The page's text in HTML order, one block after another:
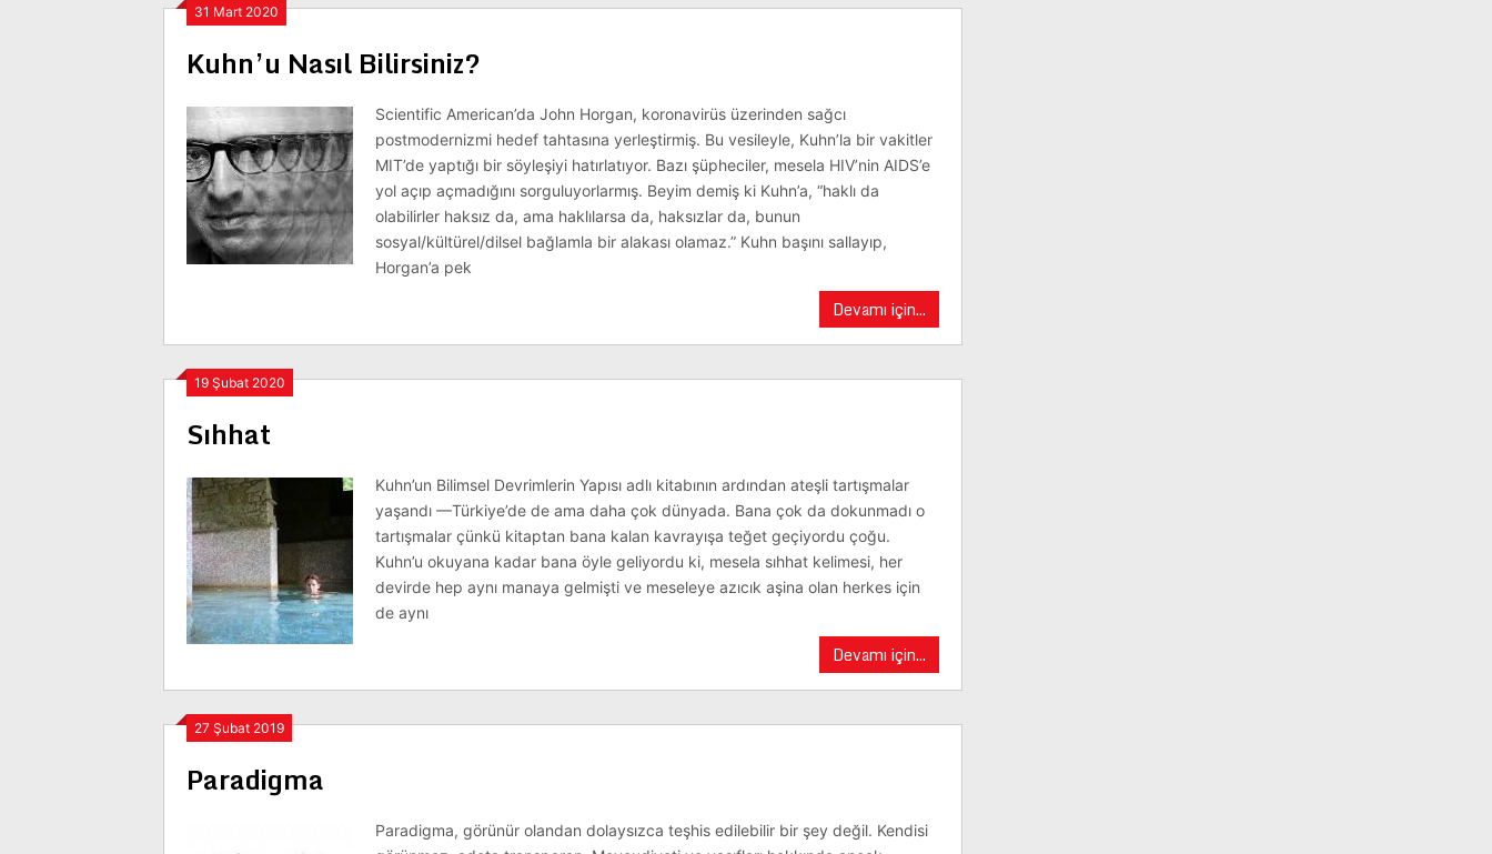
31 Mart 2020
Kuhn’u Nasıl Bilirsiniz?
Scientific American’da John Horgan, koronavirüs üzerinden sağcı
postmodernizmi hedef tahtasına yerleştirmiş. Bu vesileyle, Kuhn’la bir vakitler
MIT’de yaptığı bir söyleşiyi hatırlatıyor. Bazı şüpheciler, mesela HIV’nin AIDS’e
yol açıp açmadığını sorguluyorlarmış. Beyim demiş ki Kuhn’a, “haklı da
olabilirler haksız da, ama haklılarsa da, haksızlar da, bunun
sosyal/kültürel/dilsel bağlamla bir alakası olamaz.” Kuhn başını sallayıp,
Horgan’a pek
Devamı için...
19 Şubat 2020
Sıhhat
Kuhn’un Bilimsel Devrimlerin Yapısı adlı kitabının ardından ateşli tartışmalar
yaşandı —Türkiye’de de ama daha çok dünyada. Bana çok da dokunmadı o
tartışmalar çünkü kitaptan bana kalan kavrayışa teğet geçiyordu çoğu.
Kuhn’u okuyana kadar bana öyle geliyordu ki, mesela sıhhat kelimesi, her
devirde hep aynı manaya gelmişti ve meseleye azıcık aşina olan herkes için
de aynı
Devamı için...
27 Şubat 2019
Paradigma
Paradigma, görünür olandan dolaysızca teşhis edilebilir bir şey değil. Kendisi